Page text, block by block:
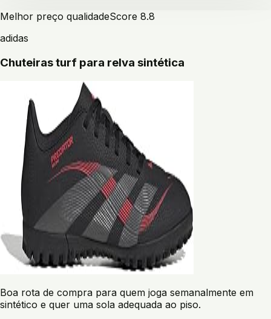
Melhor preço qualidadeScore 8.8
adidas
Chuteiras turf para relva sintética
Boa rota de compra para quem joga semanalmente em
sintético e quer uma sola adequada ao piso.